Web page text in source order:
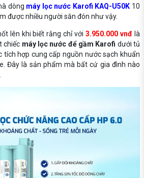
dòng máy lọc nước Karofi KAQ-U50K 10
được nhiều người săn đón như vậy.
lên khi biết rằng chỉ với3.950.000 vnđ là
chiếc máy lọc nước để gầm Karofi dưới tủ
tích hợp cung cấp nguồn nước sạch khuẩn
Đây là sản phẩm mà bất cứ gia đình nào